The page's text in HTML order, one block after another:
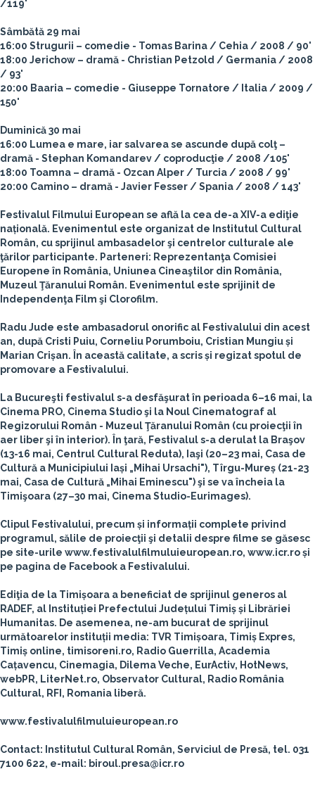
/119'
Sâmbătă 29 mai
16:00 Strugurii – comedie - Tomas Barina / Cehia / 2008 / 90'
18:00 Jerichow – dramă - Christian Petzold / Germania / 2008
/ 93'
20:00 Baaria – comedie - Giuseppe Tornatore / Italia / 2009 /
150'
Duminică 30 mai
16:00 Lumea e mare, iar salvarea se ascunde după colţ –
dramă - Stephan Komandarev / coproducţie / 2008 /105'
18:00 Toamna – dramă - Ozcan Alper / Turcia / 2008 / 99'
20:00 Camino – dramă - Javier Fesser / Spania / 2008 / 143'
Festivalul Filmului European se află la cea de-a XIV-a ediţie
națională. Evenimentul este organizat de Institutul Cultural
Român, cu sprijinul ambasadelor şi centrelor culturale ale
ţărilor participante. Parteneri: Reprezentanţa Comisiei
Europene în România, Uniunea Cineaştilor din România,
Muzeul Ţăranului Român. Evenimentul este sprijinit de
Independenţa Film şi Clorofilm.
Radu Jude este ambasadorul onorific al Festivalului din acest
an, după Cristi Puiu, Corneliu Porumboiu, Cristian Mungiu și
Marian Crișan. În această calitate, a scris și regizat spotul de
promovare a Festivalului.
La Bucureşti festivalul s-a desfăşurat în perioada 6–16 mai, la
Cinema PRO, Cinema Studio şi la Noul Cinematograf al
Regizorului Român - Muzeul Ţăranului Român (cu proiecţii în
aer liber şi în interior). În ţară, Festivalul s-a derulat la Braşov
(13-16 mai, Centrul Cultural Reduta), Iaşi (20–23 mai, Casa de
Cultură a Municipiului Iași „Mihai Ursachi"), Tîrgu-Mureș (21-23
mai, Casa de Cultură „Mihai Eminescu") şi se va încheia la
Timişoara (27–30 mai, Cinema Studio-Eurimages).
Clipul Festivalului, precum și informații complete privind
programul, sălile de proiecţii şi detalii despre filme se găsesc
pe site-urile www.festivalulfilmuluieuropean.ro, www.icr.ro și
pe pagina de Facebook a Festivalului.
Ediţia de la Timișoara a beneficiat de sprijinul generos al
RADEF, al Instituției Prefectului Județului Timiș și Librăriei
Humanitas. De asemenea, ne-am bucurat de sprijinul
următoarelor instituții media: TVR Timișoara, Timiș Expres,
Timiș online, timisoreni.ro, Radio Guerrilla, Academia
Cațavencu, Cinemagia, Dilema Veche, EurActiv, HotNews,
webPR, LiterNet.ro, Observator Cultural, Radio România
Cultural, RFI, Romania liberă.
www.festivalulfilmuluieuropean.ro
Contact: Institutul Cultural Român, Serviciul de Presă, tel. 031
7100 622, e-mail: biroul.presa@icr.ro